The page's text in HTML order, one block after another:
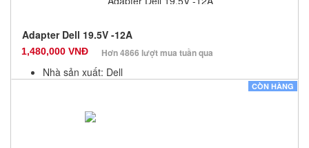
Adapter Dell 19.5V -12A
1,480,000 VNĐ Hơn 4866 lượt mua tuần qua
Nhà sản xuất: Dell
Số lượng: 10
CÒN HÀNG